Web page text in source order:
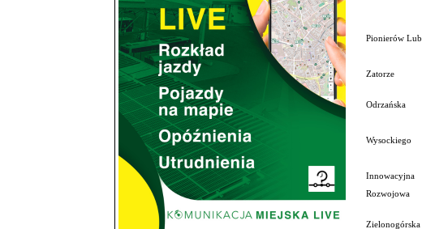
Pionierów Lub.
Zatorze
Odrzańska
Wysockiego
Innowacyjna
Rozwojowa
Zielonogórska